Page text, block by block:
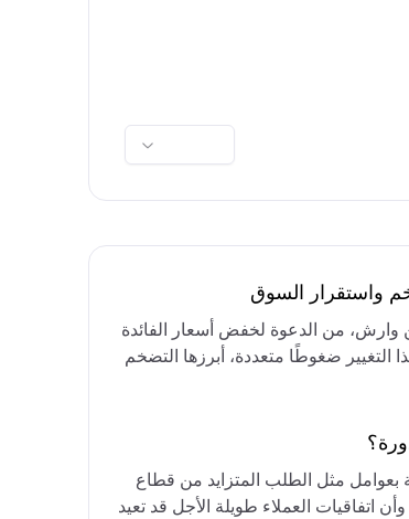
واستقرار السوق
وارش، من الدعوة لخفض أسعار الفائدة
التغيير ضغوطًا متعددة، أبرزها التضخم
تقيد خيارات خفض الفائدة أو خفض
مثل الطلب المتزايد من قطاع
اتفاقيات العملاء طويلة الأجل قد تعيد